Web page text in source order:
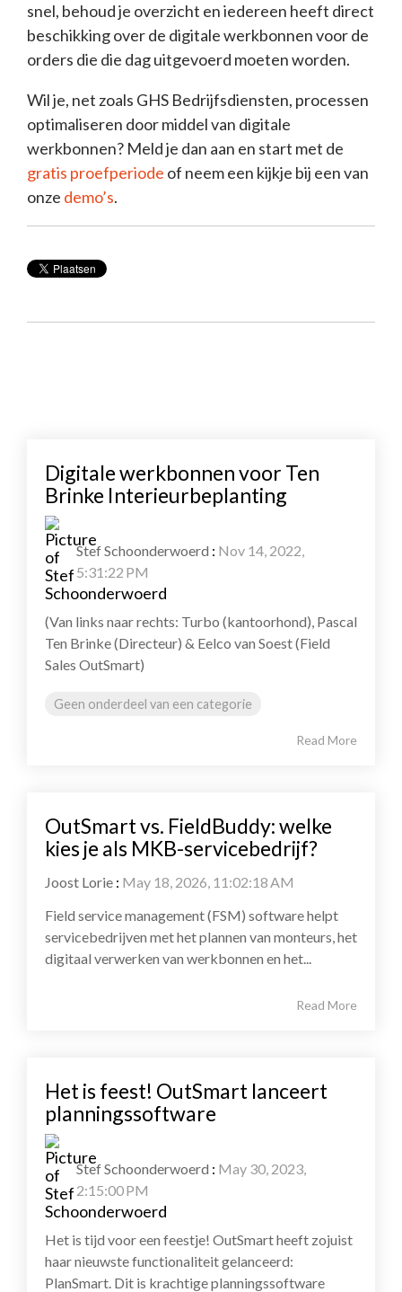
snel, behoud je overzicht en iedereen heeft direct
beschikking over de digitale werkbonnen voor de
orders die die dag uitgevoerd moeten worden.
Wil je, net zoals GHS Bedrijfsdiensten, processen
optimaliseren door middel van digitale
werkbonnen? Meld je dan aan en start met de
gratis proefperiode of neem een kijkje bij een van
onze demo’s.
Digitale werkbonnen voor Ten
Brinke Interieurbeplanting
Stef Schoonderwoerd : Nov 14, 2022,
5:31:22 PM
(Van links naar rechts: Turbo (kantoorhond), Pascal
Ten Brinke (Directeur) & Eelco van Soest (Field
Sales OutSmart)
Geen onderdeel van een categorie
Read More
OutSmart vs. FieldBuddy: welke
kies je als MKB-servicebedrijf?
Joost Lorie : May 18, 2026, 11:02:18 AM
Field service management (FSM) software helpt
servicebedrijven met het plannen van monteurs, het
digitaal verwerken van werkbonnen en het...
Read More
Het is feest! OutSmart lanceert
planningssoftware
Stef Schoonderwoerd : May 30, 2023,
2:15:00 PM
Het is tijd voor een feestje! OutSmart heeft zojuist
haar nieuwste functionaliteit gelanceerd:
PlanSmart. Dit is krachtige planningssoftware